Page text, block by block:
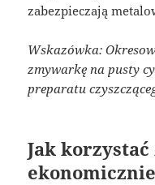
zabezpieczają
Wskazówka:
zmywarkę na pusty
preparatu
Jak korzystać
ekonomicznie